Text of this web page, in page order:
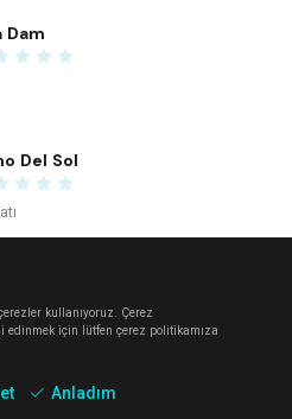
Dam
Del Sol
kullanıyoruz. Çerez
edinmek için lütfen çerez politikamıza
Anladım